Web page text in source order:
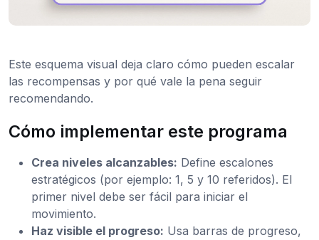
Este esquema visual deja claro cómo pueden escalar
las recompensas y por qué vale la pena seguir
recomendando.
Cómo implementar este programa
Crea niveles alcanzables: Define escalones
estratégicos (por ejemplo: 1, 5 y 10 referidos). El
primer nivel debe ser fácil para iniciar el
movimiento.
Haz visible el progreso: Usa barras de progreso,